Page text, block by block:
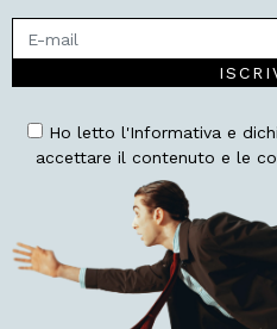
Ho letto l'Informativa e
accettare il contenuto e le